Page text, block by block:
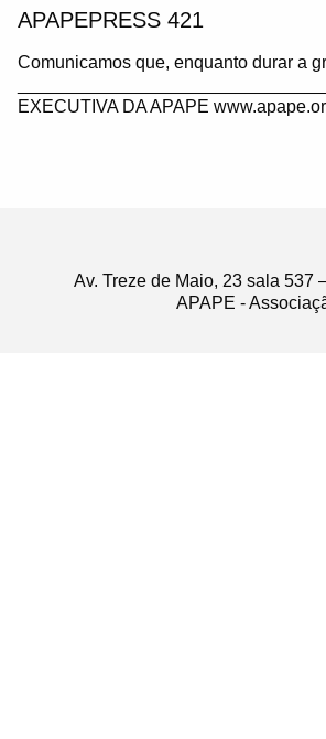
APAPEPRESS 421
Comunicamos que, enquanto durar a
EXECUTIVA DA APAPE
Av. Treze de Maio, 23 sala 537
APAPE -